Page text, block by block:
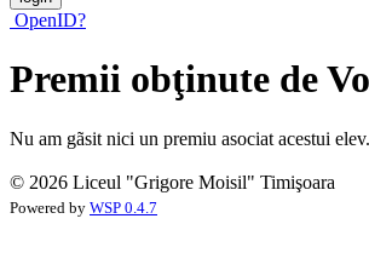
OpenID?
Premii obţinute de
Nu am gãsit nici un premiu asociat acestui elev.
© 2026 Liceul "Grigore Moisil" Timişoara
Powered by WSP 0.4.7